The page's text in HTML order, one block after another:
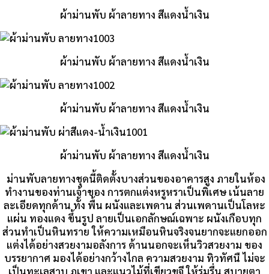
ผ้าม่านพับ ผ้าลายทาง สีแดงน้ำเงิน
ผ้าม่านพับ ผ้าลายทาง สีแดงน้ำเงิน
ผ้าม่านพับ ผ้าลายทาง สีแดงน้ำเงิน
ผ้าม่านพับ ผ้าลายทาง สีแดงน้ำเงิน
ม่านพับลายทางชุดนี้ติดตั้งบางส่วนของอาคารสูง ภายในห้อง
ทำงานของท่านเจ้าของ การตกแต่งหรูหราเป็นพิเศษ เน้นลาย
ละเอียดทุกด้าน ทั้ง พื้น ผนังและเพดาน ส่วนเพดานเป็นโลหะ
แผ่น ทองแดง ขึ้นรูป ลายเป็นเอกลักษณ์เฉพาะ ผนังเกือบทุก
ส่วนทำเป็นหินทราย ให้ความเหมือนหินจริงจนยากจะแยกออก
แต่งได้อย่างสวยงามอลังการ ด้านนอกจะเห็นวิวสวยงาม ของ
บรรยากาศ มองได้อย่างกว้างไกล ความสวยงาม ทิวทัศนื ไม่จะ
เป็นทะเลสาบ ภูเขา และแนวไม้ที่เขียวขจี ให้ร่มรื่น สบายตา